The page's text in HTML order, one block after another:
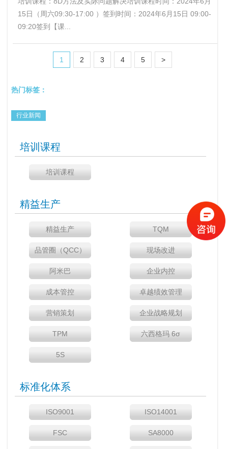
15日（周六09:30-17:00 ）签到时间：2024年6月15日 09:00-
09:20签到【课...
1 2 3 4 5 >
热门标签：
行业新闻
培训课程
培训课程
精益生产
精益生产 TQM
品管圈（QCC） 现场改进
阿米巴 企业内控
成本管控 卓越绩效管理
营销策划 企业战略规划
TPM 六西格玛 6σ
5S
标准化体系
ISO9001 ISO14001
FSC SA8000